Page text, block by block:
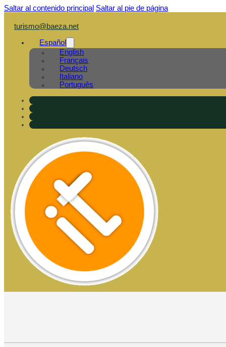
Saltar al contenido principal Saltar al pie de página
turismo@baeza.net
Español
English
Français
Deutsch
Italiano
Português